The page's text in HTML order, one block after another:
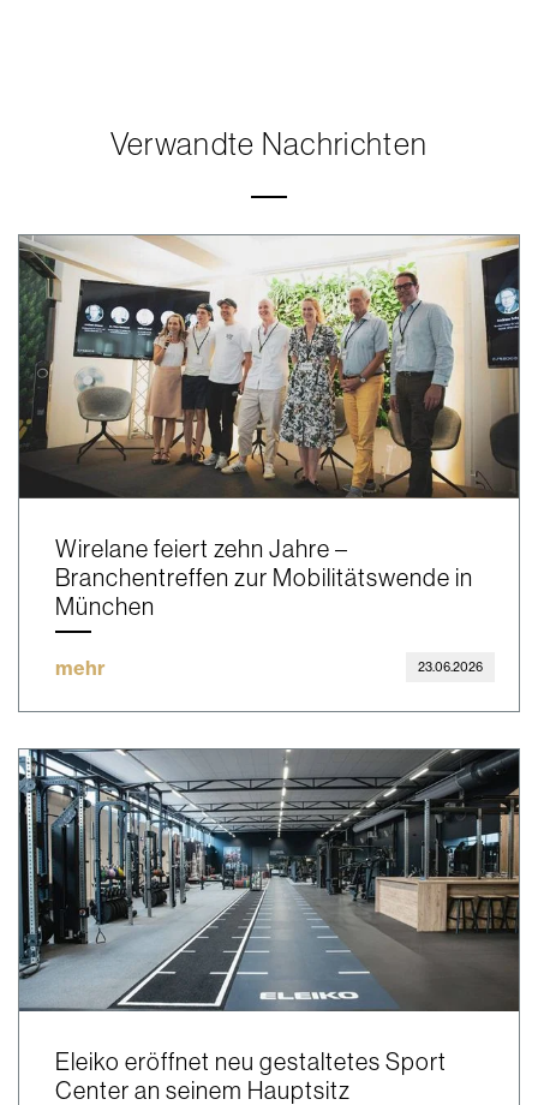
Verwandte Nachrichten
Wirelane feiert zehn Jahre –
Branchentreffen zur Mobilitätswende in
München
mehr 23.06.2026
Eleiko eröffnet neu gestaltetes Sport
Center an seinem Hauptsitz